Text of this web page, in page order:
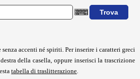
senza accenti né spiriti. Per inserire i caratteri greci
della casella, oppure inserisci la trascrizione
tabella di traslitterazione